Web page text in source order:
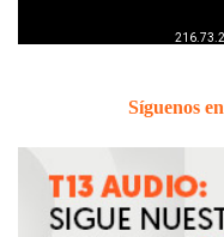
Síguenos en